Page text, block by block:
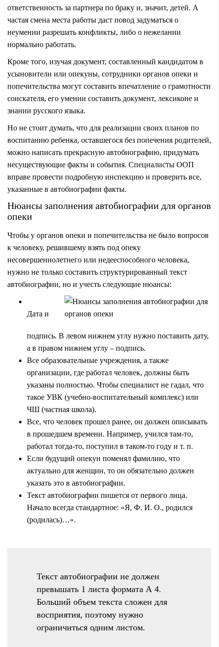
ответственность за партнера по браку и, значит, детей. А
частая смена места работы даст повод задуматься о
неумении разрешать конфликты, либо о нежелании
нормально работать.
Кроме того, изучая документ, составленный кандидатом в
усыновители или опекуны, сотрудники органов опеки и
попечительства могут составить впечатление о грамотности
соискателя, его умении составить документ, лексиконе и
знании русского языка.
Но не стоит думать, что для реализации своих планов по
воспитанию ребенка, оставшегося без попечения родителей,
можно написать прекрасную автобиографию, придумать
несуществующие факты и события. Специалисты ООП
вправе провести подробную инспекцию и проверить все,
указанные в автобиографии факты.
Нюансы заполнения автобиографии для органов
опеки
Чтобы у органов опеки и попечительства не было вопросов
к человеку, решившему взять под опеку
несовершеннолетнего или недееспособного человека,
нужно не только составить структурированный текст
автобиографии, но и учесть следующие нюансы:
Дата и
подпись. В левом нижнем углу нужно поставить дату,
а в правом нижнем углу – подпись.
Все образовательные учреждения, а также
организации, где работал человек, должны быть
указаны полностью. Чтобы специалист не гадал, что
такое УВК (учебно-воспитательный комплекс) или
ЧШ (частная школа).
Все, что человек прошел ранее, он должен описывать
в прошедшем времени. Например, учился там-то,
работал тогда-то, поступил в таком-то году и т. п.
Если будущий опекун поменял фамилию, что
актуально для женщин, то он обязательно должен
указать это в автобиографии.
Текст автобиографии пишется от первого лица.
Начало всегда стандартное: «Я, Ф. И. О., родился
(родилась)…».
Текст автобиографии не должен
превышать 1 листа формата А 4.
Больший объем текста сложен для
восприятия, поэтому нужно
ограничиться одним листом.